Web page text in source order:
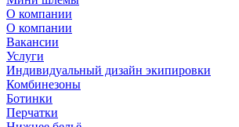
О компании
О компании
Вакансии
Услуги
Индивидуальный дизайн экипировки
Комбинезоны
Ботинки
Перчатки